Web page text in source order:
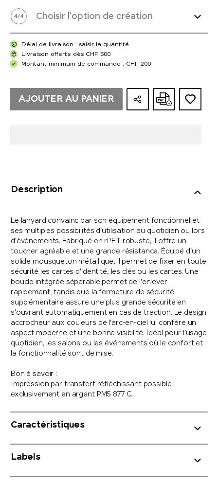
4/4 Choisir l'option de création
Délai de livraison : saisir la quantité
Livraison offerte dès CHF 500
Montant minimum de commande : CHF 200
AJOUTER AU PANIER
Description
Le lanyard convainc par son équipement fonctionnel et
ses multiples possibilités d'utilisation au quotidien ou lors
d'événements. Fabriqué en rPET robuste, il offre un
toucher agréable et une grande résistance. Équipé d'un
solide mousqueton métallique, il permet de fixer en toute
sécurité les cartes d'identité, les clés ou les cartes. Une
boucle intégrée séparable permet de l'enlever
rapidement, tandis que la fermeture de sécurité
supplémentaire assure une plus grande sécurité en
s'ouvrant automatiquement en cas de traction. Le design
accrocheur aux couleurs de l'arc-en-ciel lui confère un
aspect moderne et une bonne visibilité. Idéal pour l'usage
quotidien, les salons ou les événements où le confort et
la fonctionnalité sont de mise.
Bon à savoir :
Impression par transfert réfléchissant possible
exclusivement en argent PMS 877 C.
Caractéristiques
Labels